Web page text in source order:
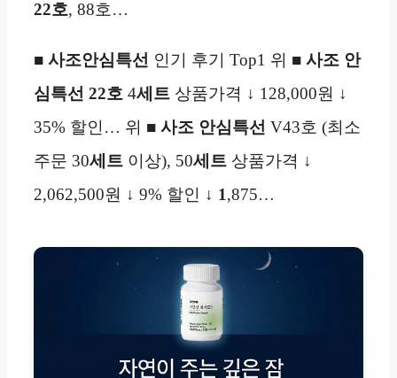
22호, 88호…
■ 사조안심특선 인기 후기 Top1 위 ■ 사조 안
심특선 22호 4세트 상품가격 ↓ 128,000원 ↓
35% 할인… 위 ■ 사조 안심특선 V43호 (최소
주문 30세트 이상), 50세트 상품가격 ↓
2,062,500원 ↓ 9% 할인 ↓ 1,875…